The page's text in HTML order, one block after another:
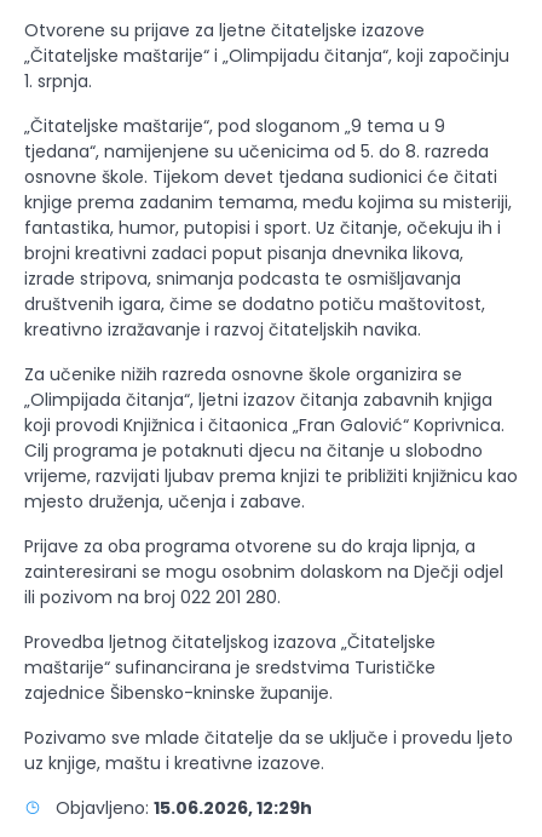
Otvorene su prijave za ljetne čitateljske izazove
„Čitateljske maštarije“ i „Olimpijadu čitanja“, koji započinju
1. srpnja.
„Čitateljske maštarije“, pod sloganom „9 tema u 9
tjedana“, namijenjene su učenicima od 5. do 8. razreda
osnovne škole. Tijekom devet tjedana sudionici će čitati
knjige prema zadanim temama, među kojima su misteriji,
fantastika, humor, putopisi i sport. Uz čitanje, očekuju ih i
brojni kreativni zadaci poput pisanja dnevnika likova,
izrade stripova, snimanja podcasta te osmišljavanja
društvenih igara, čime se dodatno potiču maštovitost,
kreativno izražavanje i razvoj čitateljskih navika.
Za učenike nižih razreda osnovne škole organizira se
„Olimpijada čitanja“, ljetni izazov čitanja zabavnih knjiga
koji provodi Knjižnica i čitaonica „Fran Galović“ Koprivnica.
Cilj programa je potaknuti djecu na čitanje u slobodno
vrijeme, razvijati ljubav prema knjizi te približiti knjižnicu kao
mjesto druženja, učenja i zabave.
Prijave za oba programa otvorene su do kraja lipnja, a
zainteresirani se mogu osobnim dolaskom na Dječji odjel
ili pozivom na broj 022 201 280.
Provedba ljetnog čitateljskog izazova „Čitateljske
maštarije“ sufinancirana je sredstvima Turističke
zajednice Šibensko-kninske županije.
Pozivamo sve mlade čitatelje da se uključe i provedu ljeto
uz knjige, maštu i kreativne izazove.
Objavljeno: 15.06.2026, 12:29h